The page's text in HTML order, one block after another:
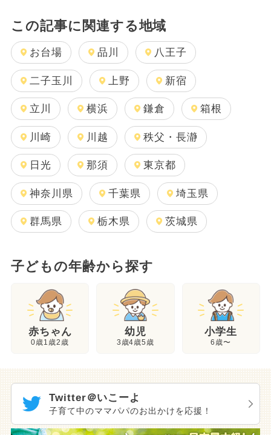
この記事に関連する地域
お台場 品川 八王子
二子玉川 上野 新宿
立川 横浜 鎌倉 箱根
川崎 川越 秩父・長瀞
日光 那須 東京都
神奈川県 千葉県 埼玉県
群馬県 栃木県 茨城県
子どもの年齢から探す
赤ちゃん
0歳1歳2歳
幼児
3歳4歳5歳
小学生
6歳〜
Twitter＠いこーよ
子育て中のママパパのお出かけを応援！